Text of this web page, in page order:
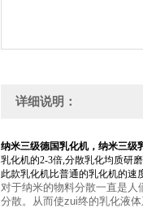
详细说明：
纳米三级德国乳化机，纳米三级
乳化机的2-3倍,分散乳化均质研磨
此款乳化机比普通的乳化机的速
对于纳米的物料分散一直是人
分散。从而使zui终的乳化液